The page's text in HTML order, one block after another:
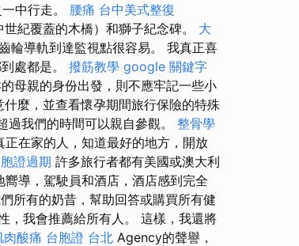
中行走。 腰痛 台中美式整復
紀覆蓋的木橋）和獅子紀念碑。 大
輪導軌到達監視點很容易。 我真正喜
處都是。 撥筋教學 google 關鍵字
母親的身份出發，則不應牢記一些小
麼，並查看懷孕期間旅行保險的特殊
過我們的時間可以親自參觀。 整骨學
在家的人，知道最好的地方，開放
證過期 許多旅行者都有美國或澳大利
導，駕駛員和酒店，酒店感到完全
所有的奶昔，幫助回答或購買所有健
，我會推薦給所有人。 這樣，我還將
肉酸痛 台胞證 台北 Agency的聲譽，